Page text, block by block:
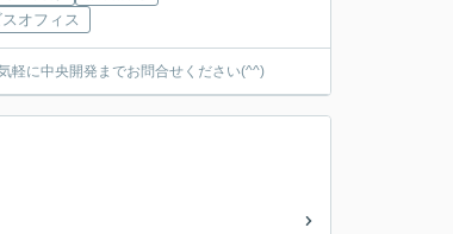
オフィス
軽に中央開発までお問合せください(^^)